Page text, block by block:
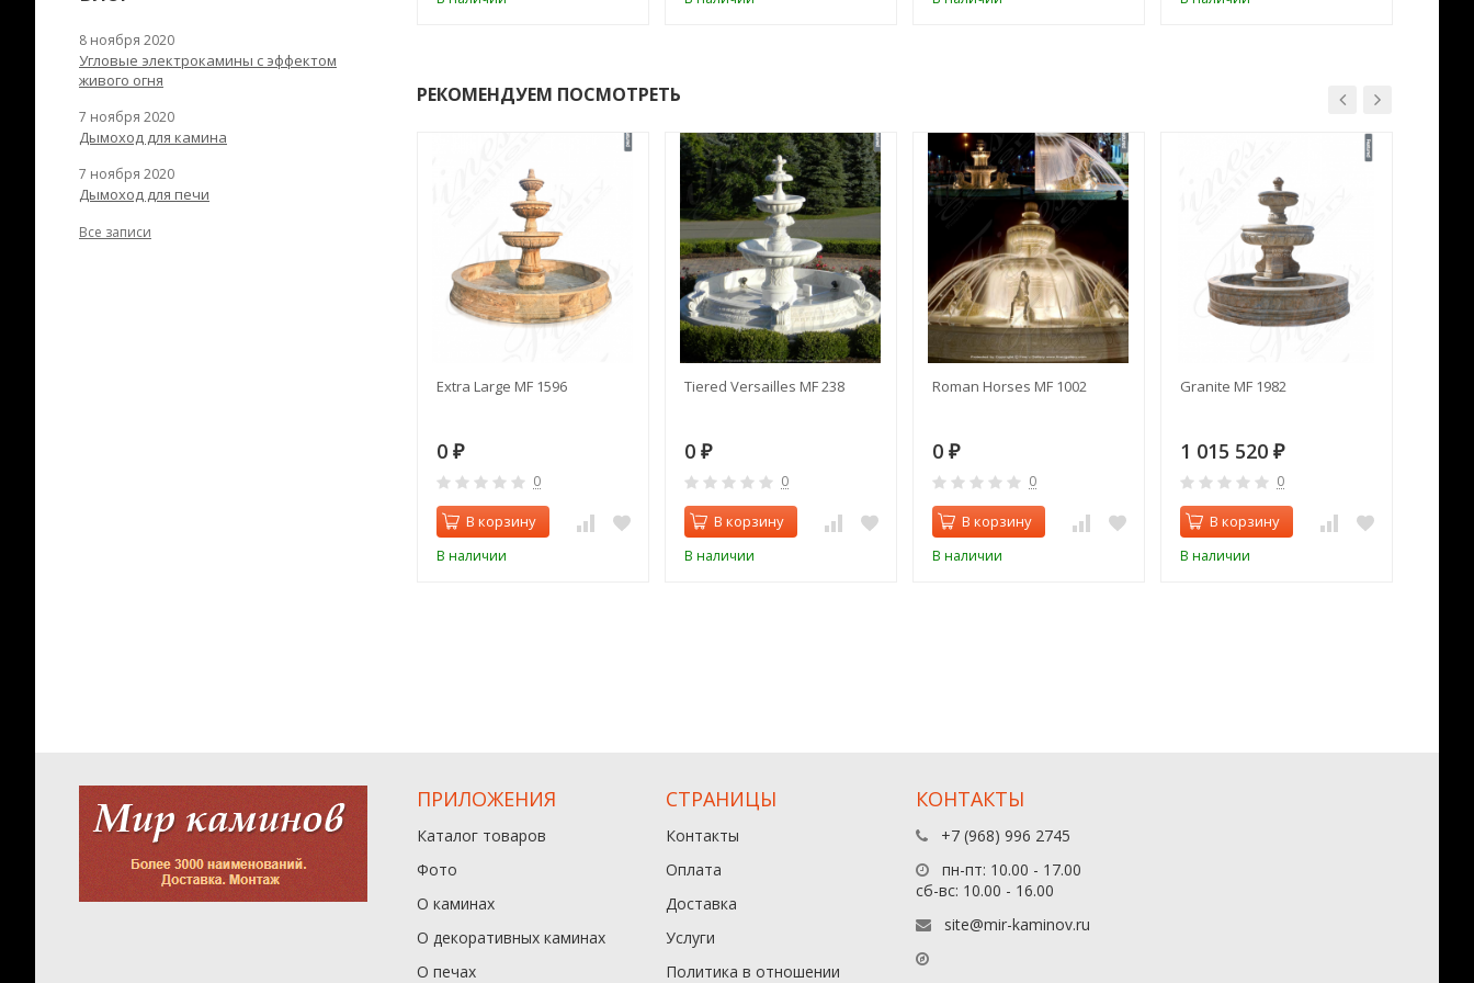
РЕКОМЕНДУЕМ ПОСМОТРЕТЬ
Extra Large MF 1596
0 ₽
0
В корзину
В наличии
Tiered Versailles MF 238
0 ₽
0
В корзину
В наличии
Roman Horses MF 1002
0 ₽
0
В корзину
В наличии
Granite MF 1982
1 015 520 ₽
0
В корзину
В наличии
8 ноября 2020
Угловые электрокамины с эффектом
живого огня
7 ноября 2020
Дымоход для камина
7 ноября 2020
Дымоход для печи
Все записи
ПРИЛОЖЕНИЯ
Каталог товаров
Фото
О каминах
О декоративных каминах
О печах
СТРАНИЦЫ
Контакты
Оплата
Доставка
Услуги
Политика в отношении
КОНТАКТЫ
+7 (968) 996 2745
пн-пт: 10.00 - 17.00
сб-вс: 10.00 - 16.00
site@mir-kaminov.ru